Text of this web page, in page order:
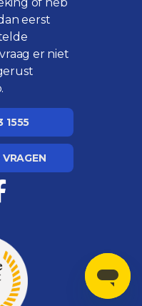
eerst
er niet
1555